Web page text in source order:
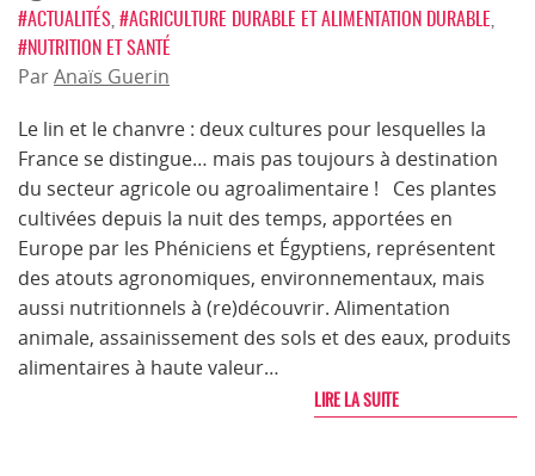
#ACTUALITÉS #AGRICULTURE DURABLE ET ALIMENTATION DURABLE
#NUTRITION ET SANTÉ
ParAnaïs Guerin
Le lin et le chanvre : deux cultures pour lesquelles la
France se distingue… mais pas toujours à destination
du secteur agricole ou agroalimentaire ! Ces plantes
cultivées depuis la nuit des temps, apportées en
Europe par les Phéniciens et Égyptiens, représentent
des atouts agronomiques, environnementaux, mais
aussi nutritionnels à (re)découvrir. Alimentation
animale, assainissement des sols et des eaux, produits
alimentaires à haute valeur…
LIRE LA SUITE